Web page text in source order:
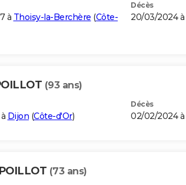
à Thoisy-la-Berchère (Côte-
Décès
20/03/2024 à
(93 ans)
Dijon (Côte-d'Or)
Décès
02/02/2024 à
(73 ans)